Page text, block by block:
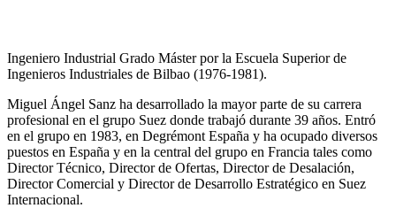
Ingeniero Industrial Grado Máster por la Escuela Superior de
Ingenieros Industriales de Bilbao (1976-1981).
Miguel Ángel Sanz ha desarrollado la mayor parte de su carrera
profesional en el grupo Suez donde trabajó durante 39 años. Entró
en el grupo en 1983, en Degrémont España y ha ocupado diversos
puestos en España y en la central del grupo en Francia tales como
Director Técnico, Director de Ofertas, Director de Desalación,
Director Comercial y Director de Desarrollo Estratégico en Suez
Internacional.